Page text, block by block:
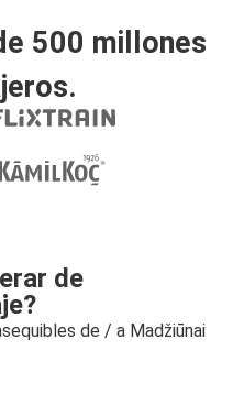
500 millones
de
de / a Madžiūnai